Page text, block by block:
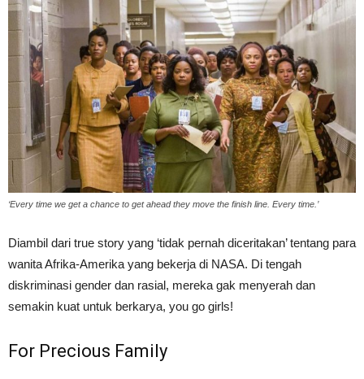
‘Every time we get a chance to get ahead they move the finish line. Every time.’
Diambil dari true story yang ‘tidak pernah diceritakan’ tentang para
wanita Afrika-Amerika yang bekerja di NASA. Di tengah
diskriminasi gender dan rasial, mereka gak menyerah dan
semakin kuat untuk berkarya, you go girls!
For Precious Family